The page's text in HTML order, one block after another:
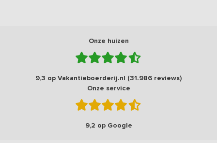
Onze huizen
9,3 op Vakantieboerderij.nl (31.986 reviews)
Onze service
9,2 op Google